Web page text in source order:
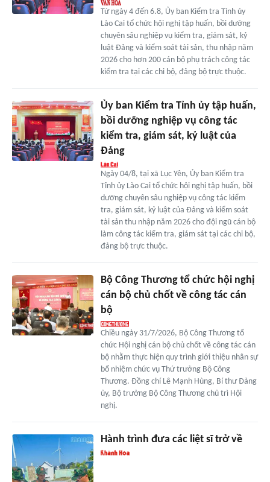
Từ ngày 4 đến 6.8, Ủy ban Kiểm tra Tỉnh ủy
Lào Cai tổ chức hội nghị tập huấn, bồi dưỡng
chuyên sâu nghiệp vụ kiểm tra, giám sát, kỷ
luật Đảng và kiểm soát tài sản, thu nhập năm
2026 cho hơn 200 cán bộ phụ trách công tác
kiểm tra tại các chi bộ, đảng bộ trực thuộc.
Ủy ban Kiểm tra Tỉnh ủy tập huấn,
bồi dưỡng nghiệp vụ công tác
kiểm tra, giám sát, kỷ luật của
Đảng
Ngày 04/8, tại xã Lục Yên, Ủy ban Kiểm tra
Tỉnh ủy Lào Cai tổ chức hội nghị tập huấn, bồi
dưỡng chuyên sâu nghiệp vụ công tác kiểm
tra, giám sát, kỷ luật của Đảng và kiểm soát
tài sản thu nhập năm 2026 cho đội ngũ cán bộ
làm công tác kiểm tra, giám sát tại các chi bộ,
đảng bộ trực thuộc.
Bộ Công Thương tổ chức hội nghị
cán bộ chủ chốt về công tác cán
bộ
Chiều ngày 31/7/2026, Bộ Công Thương tổ
chức Hội nghị cán bộ chủ chốt về công tác cán
bộ nhằm thực hiện quy trình giới thiệu nhân sự
bổ nhiệm chức vụ Thứ trưởng Bộ Công
Thương. Đồng chí Lê Mạnh Hùng, Bí thư Đảng
ủy, Bộ trưởng Bộ Công Thương chủ trì Hội
nghị.
Hành trình đưa các liệt sĩ trở về